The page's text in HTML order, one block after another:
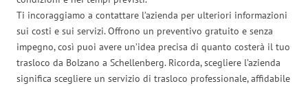
Ti incoraggiamo a contattare l’azienda per ulteriori informazioni
sui costi e sui servizi. Offrono un preventivo gratuito e senza
impegno, così puoi avere un’idea precisa di quanto costerà il tuo
trasloco da Bolzano a Schellenberg. Ricorda, scegliere l’azienda
significa scegliere un servizio di trasloco professionale, affidabile